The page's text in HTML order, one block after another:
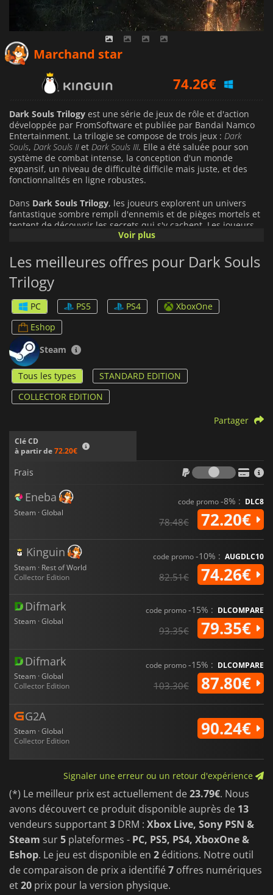
Marchand star
74.26€
28.75€
Dark Souls Trilogy est une série de jeux de rôle et d'action
développée par FromSoftware et publiée par Bandai Namco
Entertainment. La trilogie se compose de trois jeux : Dark
Souls, Dark Souls IIet Dark Souls III. Elle a été saluée pour son
système de combat intense, la conception d'un monde
expansif, un niveau de difficulté difficile mais juste, et des
fonctionnalités en ligne robustes.
Dans Dark Souls Trilogy, les joueurs explorent un univers
fantastique sombre rempli d'ennemis et de pièges mortels et
tentent de découvrir les secrets qui s'y cachent. Les joueurs
doivent se frayer un chemin à travers des hordes de
ressources avec soin pour survivre dans les environnements
difficiles qu'ils rencontrent en chemin.
En conclusion,
inoubliable qui exige respect, compétence et détermination
de la part des joueurs. C'est un mélange unique d'action, de
RPG et d'éléments d'horreur, avec un monde complexe et
interconnecté qui récompense l'exploration. Le niveau de
difficulté élevé du jeu est compensé par des combats et une
progression du personnage satisfaisants, ce qui rend
d'autant plus gratifiante la conquête d'un défi difficile.
Souls Trilogyest un chef-d'œuvre de conception de jeu, et il
prend à juste titre sa place parmi les plus grands jeux de tous
les temps.
Voir plus
Les meilleures offres pour Dark Souls
Trilogy
PC PS5 PS4
XboxOne
Eshop
Steam
Tous les types
STANDARD EDITION
COLLECTOR EDITION
Clé CD
à partir de72.20€
Partager
Frais
Frais
Eneba
Steam · Global
code promo-8% : DLC8
78.48€ 72.20€
Kinguin
Steam · Rest of World
Collector Edition
code promo-10% : AUGDLC10
82.51€ 74.26€
Difmark
Steam · Global
code promo-15% : DLCOMPARE
93.35€ 79.35€
Difmark
Steam · Global
Collector Edition
code promo-15% : DLCOMPARE
103.30€ 87.80€
G2A
Steam · Global
Collector Edition
90.24€
Signaler une erreur ou un retour d'expérience
(*) Le meilleur prix est actuellement de23.79€. Nous
avons découvert ce produit disponible auprès de 13
vendeurs supportant3 DRM : Xbox Live, Sony PSN &
Steam sur5 plateformes - PC, PS5, PS4, XboxOne &
Eshop. Le jeu est disponible en 2 éditions. Notre outil
de comparaison de prix a identifié7 offres numériques
et20 prix pour la version physique.